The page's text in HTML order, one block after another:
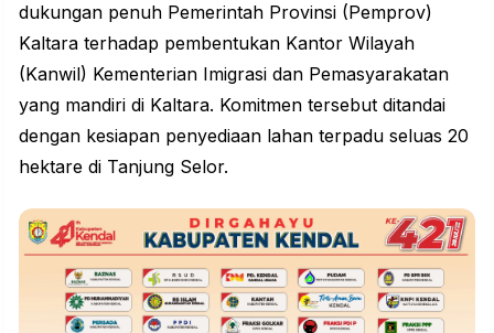
dukungan penuh Pemerintah Provinsi (Pemprov)
Kaltara terhadap pembentukan Kantor Wilayah
(Kanwil) Kementerian Imigrasi dan Pemasyarakatan
yang mandiri di Kaltara. Komitmen tersebut ditandai
dengan kesiapan penyediaan lahan terpadu seluas 20
hektare di Tanjung Selor.